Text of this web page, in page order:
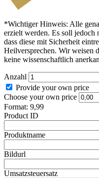
*Wichtiger Hinweis: Alle
erzielt werden. Es soll
dass diese mit Sicherheit
Heilversprechen. Wir weisen
keine wissenschaftlich
Anzahl
Provide your own price
Choose your own price
Format: 9,99
Product ID
Produktname
Bildurl
Umsatzsteuersatz